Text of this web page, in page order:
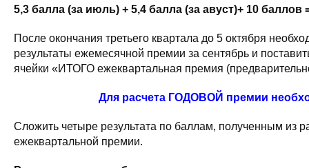
5,3 балла (за июль) + 5,4 балла (за авуст)+ 10 баллов
После окончания третьего квартала до 5 октября
результаты ежемесячной премии за сентябрь и
ячейки «ИТОГО ежеквартальная премия
Для расчета ГОДОВОЙ премии
Сложить четыре результата по баллам, полученным из
ежеквартальной премии.